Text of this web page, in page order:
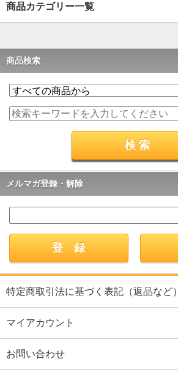
商品カテゴリー一覧
商品検索
メルマガ登録・解除
特定商取引法に基づく表記（返品など）
マイアカウント
お問い合わせ